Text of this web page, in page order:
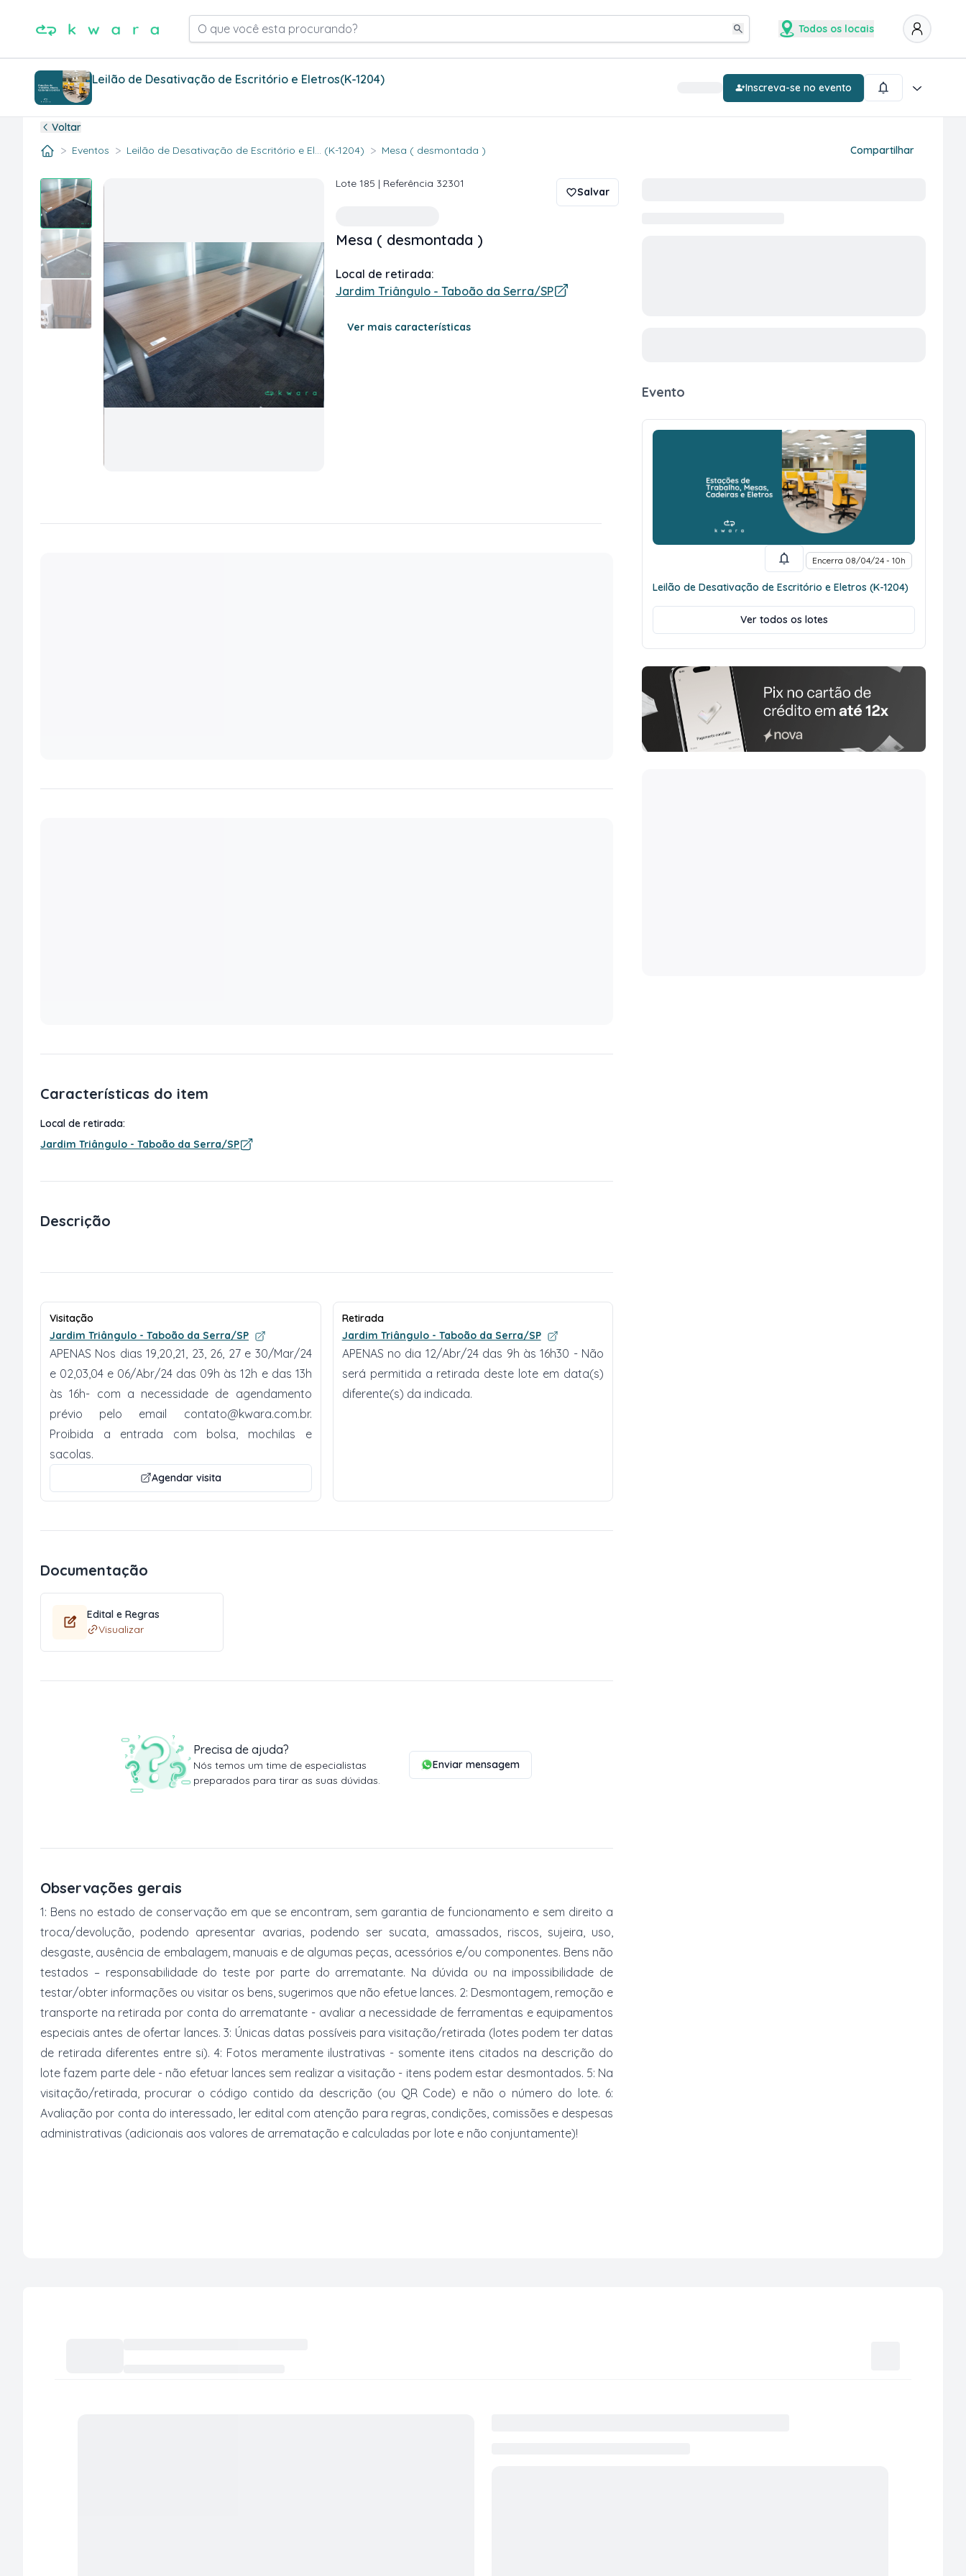
O que você esta procurando? Todos os locais
Leilão de Desativação de Escritório e Eletros(K-1204)
Inscreva-se no evento
Voltar
> Eventos > Leilão de Desativação de Escritório e El... (K-1204) > Mesa ( desmontada ) Compartilhar
Lote 185 | Referência 32301
Salvar
Mesa ( desmontada )
Local de retirada:
Jardim Triângulo - Taboão da Serra/SP
Ver mais características
Evento
Encerra 08/04/24 - 10h
Leilão de Desativação de Escritório e Eletros (K-1204)
Ver todos os lotes
Características do item
Local de retirada:
Jardim Triângulo - Taboão da Serra/SP
Descrição
Visitação
Jardim Triângulo - Taboão da Serra/SP
APENAS Nos dias 19,20,21, 23, 26, 27 e 30/Mar/24
e 02,03,04 e 06/Abr/24 das 09h às 12h e das 13h
às 16h- com a necessidade de agendamento
prévio pelo email contato@kwara.com.br.
Proibida a entrada com bolsa, mochilas e
sacolas.
Agendar visita
Retirada
Jardim Triângulo - Taboão da Serra/SP
APENAS no dia 12/Abr/24 das 9h às 16h30 - Não
será permitida a retirada deste lote em data(s)
diferente(s) da indicada.
Documentação
Edital e Regras
Visualizar
Precisa de ajuda?
Nós temos um time de especialistas
preparados para tirar as suas dúvidas.
Enviar mensagem
Observações gerais
1: Bens no estado de conservação em que se encontram, sem garantia de funcionamento e sem direito a
troca/devolução, podendo apresentar avarias, podendo ser sucata, amassados, riscos, sujeira, uso,
desgaste, ausência de embalagem, manuais e de algumas peças, acessórios e/ou componentes. Bens não
testados – responsabilidade do teste por parte do arrematante. Na dúvida ou na impossibilidade de
testar/obter informações ou visitar os bens, sugerimos que não efetue lances. 2: Desmontagem, remoção e
transporte na retirada por conta do arrematante - avaliar a necessidade de ferramentas e equipamentos
especiais antes de ofertar lances. 3: Únicas datas possíveis para visitação/retirada (lotes podem ter datas
de retirada diferentes entre si). 4: Fotos meramente ilustrativas - somente itens citados na descrição do
lote fazem parte dele - não efetuar lances sem realizar a visitação - itens podem estar desmontados. 5: Na
visitação/retirada, procurar o código contido da descrição (ou QR Code) e não o número do lote. 6:
Avaliação por conta do interessado, ler edital com atenção para regras, condições, comissões e despesas
administrativas (adicionais aos valores de arrematação e calculadas por lote e não conjuntamente)!